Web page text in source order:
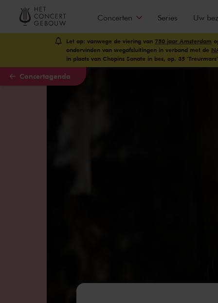
Naar hoofdcontent
Concertagenda
Concerten Series Uw
Let op: vanwege de viering van 750 jaar Amsterdam
ondervinden van wegafsluitingen in verband met de
in plaats van Chopins Sonate in bes, op. 35